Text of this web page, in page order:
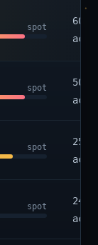
spot
600+
spot
50+
spot
250+
spot
240+